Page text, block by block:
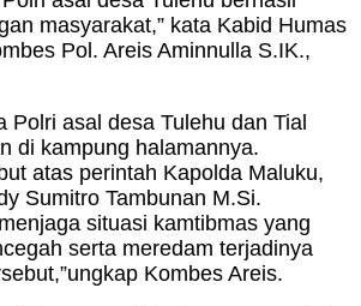
masyarakat,” kata Kabid Humas
Pol. Areis Aminnulla S.IK.,
Polri asal desa Tulehu dan Tial
di kampung halamannya.
atas perintah Kapolda Maluku,
Sumitro Tambunan M.Si.
situasi kamtibmas yang
serta meredam terjadinya
Kombes Areis.